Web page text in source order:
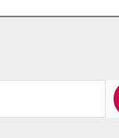
Rechercher